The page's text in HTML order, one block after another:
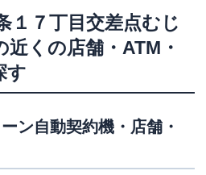
１７丁目交差点むじ
近くの店舗・ATM・
す
ン自動契約機・店舗・